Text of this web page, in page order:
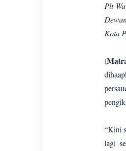
Plt
Kota
(
“Kini
lagi